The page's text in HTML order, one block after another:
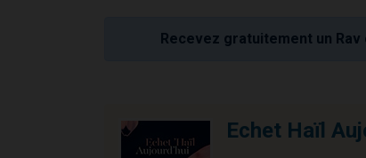
Recevez gratuitement un
Echet Haïl